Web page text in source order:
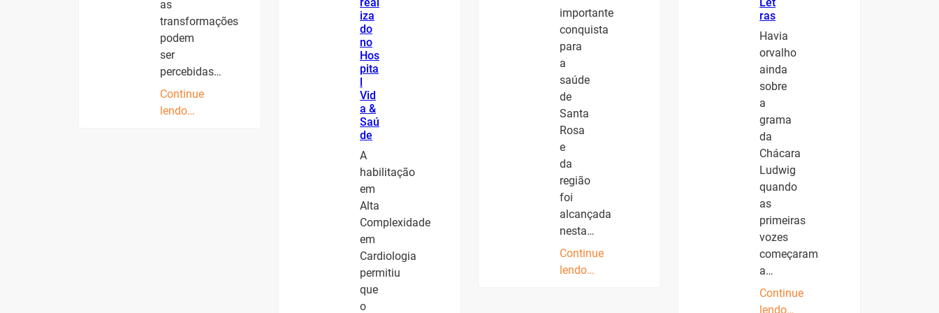
as
transformações
podem
ser
percebidas…
Continue
lendo…
real
iza
do
no
Hos
pita
Vid
a &
Saú
de
A
habilitação
em
Alta
Complexidade
em
Cardiologia
permitiu
que
o
importante
conquista
para
a
saúde
de
Santa
Rosa
e
da
região
foi
alcançada
nesta…
Continue
lendo…
Let
ras
Havia
orvalho
ainda
sobre
a
grama
da
Chácara
Ludwig
quando
as
primeiras
vozes
começaram
a…
Continue
lendo…